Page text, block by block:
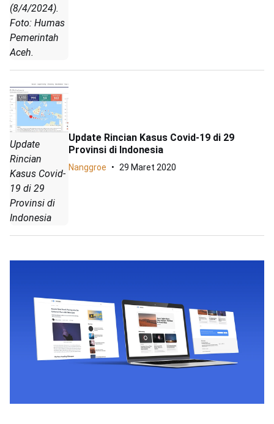
(8/4/2024).
Foto: Humas
Pemerintah
Aceh.
Update
Rincian
Kasus Covid-
19 di 29
Provinsi di
Indonesia
Update Rincian Kasus Covid-19 di 29
Provinsi di Indonesia
Nanggroe 29 Maret 2020